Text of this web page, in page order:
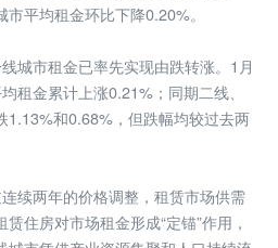
平均租金环比下降0.20%。
市租金已率先实现由跌转涨。1月
租金累计上涨0.21%；同期二线、
1.13%和0.68%，但跌幅均较过去两
两年的价格调整，租赁市场供需
住房对市场租金形成“定锚”作用，